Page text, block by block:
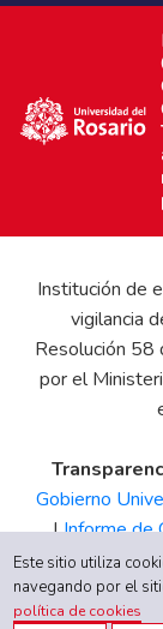
Institución de
vigilancia
Resolución
por el
Gobierno
|Informe de
Tributario|
Este sitio utiliza
navegando por el
política de cookies